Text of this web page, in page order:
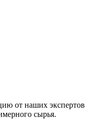
от наших экспертов
сырья.